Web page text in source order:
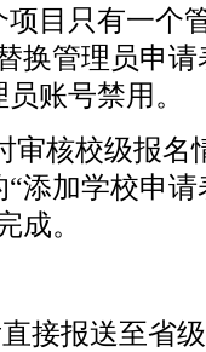
目只有一个
换管理员申
账号禁用。
审核校级报名
添加学校申
成。
接报送至省